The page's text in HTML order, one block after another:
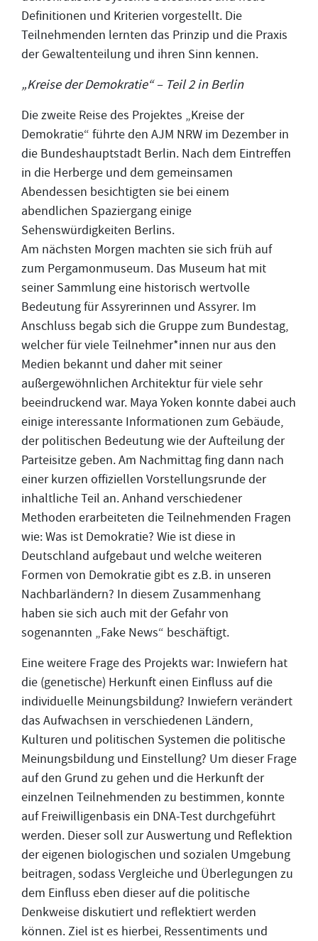
Definitionen und Kriterien vorgestellt. Die
Teilnehmenden lernten das Prinzip und die Praxis
der Gewaltenteilung und ihren Sinn kennen.
„Kreise der Demokratie“ – Teil 2 in Berlin
Die zweite Reise des Projektes „Kreise der
Demokratie“ führte den AJM NRW im Dezember in
die Bundeshauptstadt Berlin. Nach dem Eintreffen
in die Herberge und dem gemeinsamen
Abendessen besichtigten sie bei einem
abendlichen Spaziergang einige
Sehenswürdigkeiten Berlins.
Am nächsten Morgen machten sie sich früh auf
zum Pergamonmuseum. Das Museum hat mit
seiner Sammlung eine historisch wertvolle
Bedeutung für Assyrerinnen und Assyrer. Im
Anschluss begab sich die Gruppe zum Bundestag,
welcher für viele Teilnehmer*innen nur aus den
Medien bekannt und daher mit seiner
außergewöhnlichen Architektur für viele sehr
beeindruckend war. Maya Yoken konnte dabei auch
einige interessante Informationen zum Gebäude,
der politischen Bedeutung wie der Aufteilung der
Parteisitze geben. Am Nachmittag fing dann nach
einer kurzen offiziellen Vorstellungsrunde der
inhaltliche Teil an. Anhand verschiedener
Methoden erarbeiteten die Teilnehmenden Fragen
wie: Was ist Demokratie? Wie ist diese in
Deutschland aufgebaut und welche weiteren
Formen von Demokratie gibt es z.B. in unseren
Nachbarländern? In diesem Zusammenhang
haben sie sich auch mit der Gefahr von
sogenannten „Fake News“ beschäftigt.
Eine weitere Frage des Projekts war: Inwiefern hat
die (genetische) Herkunft einen Einfluss auf die
individuelle Meinungsbildung? Inwiefern verändert
das Aufwachsen in verschiedenen Ländern,
Kulturen und politischen Systemen die politische
Meinungsbildung und Einstellung? Um dieser Frage
auf den Grund zu gehen und die Herkunft der
einzelnen Teilnehmenden zu bestimmen, konnte
auf Freiwilligenbasis ein DNA-Test durchgeführt
werden. Dieser soll zur Auswertung und Reflektion
der eigenen biologischen und sozialen Umgebung
beitragen, sodass Vergleiche und Überlegungen zu
dem Einfluss eben dieser auf die politische
Denkweise diskutiert und reflektiert werden
können. Ziel ist es hierbei, Ressentiments und